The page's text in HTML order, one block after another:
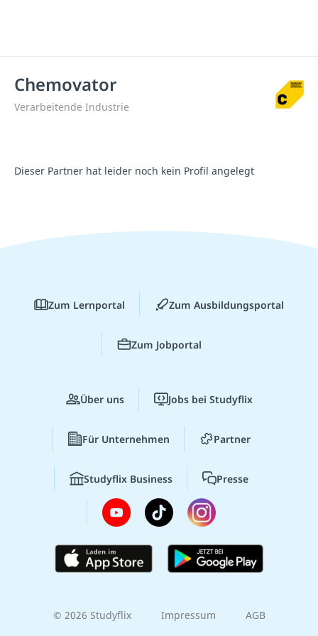
Chemovator
Verarbeitende Industrie
Dieser Partner hat leider noch kein Profil angelegt
Zum Lernportal Zum Ausbildungsportal
Zum Jobportal
Über uns Jobs bei Studyflix
Für Unternehmen Partner
Studyflix Business Presse
© 2026 Studyflix Impressum AGB